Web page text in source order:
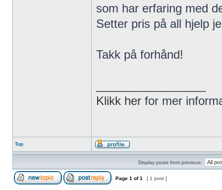
som har erfaring med
Setter pris på all hjelp
Takk på forhånd!
Klikk her for mer
Top
Display posts from previous:
Page 1 of1 [ 1 post ]